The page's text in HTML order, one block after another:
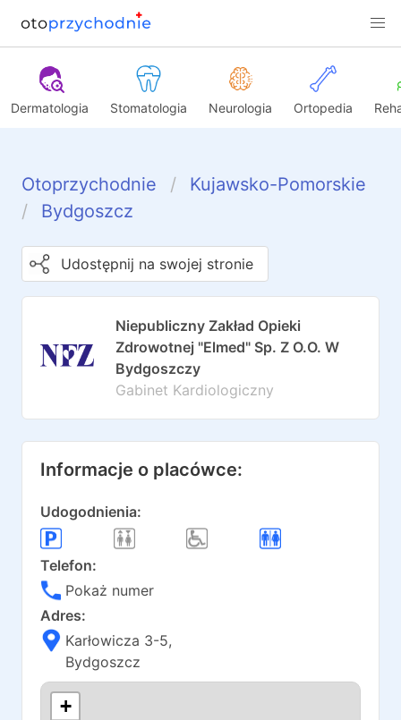
Dermatologia Stomatologia Neurologia Ortopedia
Otoprzychodnie
Kujawsko-Pomorskie
Bydgoszcz
Udostępnij na swojej stronie
Niepubliczny Zakład Opieki
Zdrowotnej "Elmed" Sp. Z O.O. W
Bydgoszczy
Gabinet Kardiologiczny
Informacje o placówce:
Udogodnienia:
Telefon:
Pokaż numer
Adres:
Karłowicza 3-5,
Bydgoszcz
+